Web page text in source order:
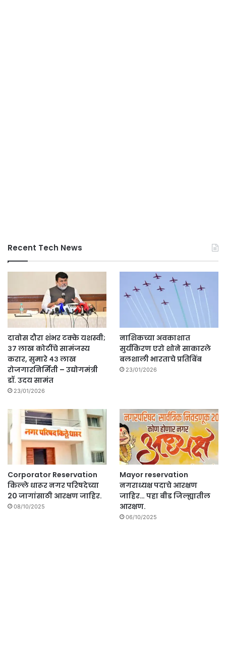
Recent Tech News
दावोस दौरा शंभर टक्के यशस्वी;
३७ लाख कोटींचे सामंजस्य
करार, सुमारे ४३ लाख
रोजगारनिर्मिती – उद्योगमंत्री
डॉ. उदय सामंत
23/01/2026
नाशिकच्या अवकाशात
सुर्यकिरण एरो शोने साकारले
बलशाली भारताचे प्रतिबिंब
23/01/2026
Corporator Reservation
किल्ले धारूर नगर परिषदेच्या
20 जागांसाठी आरक्षण जाहिर.
08/10/2025
Mayor reservation
नगराध्यक्ष पदाचे आरक्षण
जाहिर… पहा बीड जिल्ह्यातील
आरक्षण.
06/10/2025